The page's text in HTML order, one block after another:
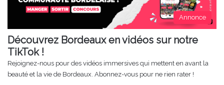
Annonce
Découvrez Bordeaux en vidéos sur notre
TikTok !
Rejoignez-nous pour des vidéos immersives qui mettent en avant la
beauté et la vie de Bordeaux. Abonnez-vous pour ne rien rater !